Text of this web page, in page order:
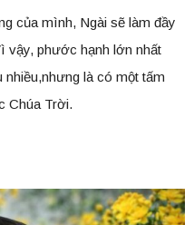
của mình, Ngài sẽ làm đầy
vậy, phước hạnh lớn nhất
là có một tấm
Chúa Trời.